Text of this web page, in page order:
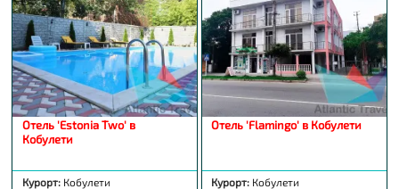
Отель 'Estonia Two' в
Кобулети
Курорт: Кобулети
Отель 'Flamingo' в Кобулети
Курорт: Кобулети